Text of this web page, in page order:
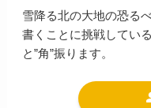
雪降る北の大地の恐る
書くことに挑戦してい
と”角”振ります。